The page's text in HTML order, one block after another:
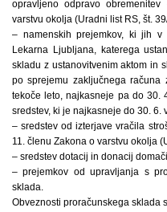
opravljeno odpravo
varstvu okolja (Uradni list RS, št.
– namenskih prejemkov, ki jih v
Lekarna Ljubljana, katerega
skladu z ustanovitvenim aktom in
po sprejemu zaključnega
tekoče leto, najkasneje pa do 30.
sredstev, ki je najkasneje do 30. 6.
– sredstev od izterjave vračila
11. členu Zakona o varstvu okolja
– sredstev dotacij in donacij
– prejemkov od upravljanja s
sklada.
Obveznosti proračunskega sklada